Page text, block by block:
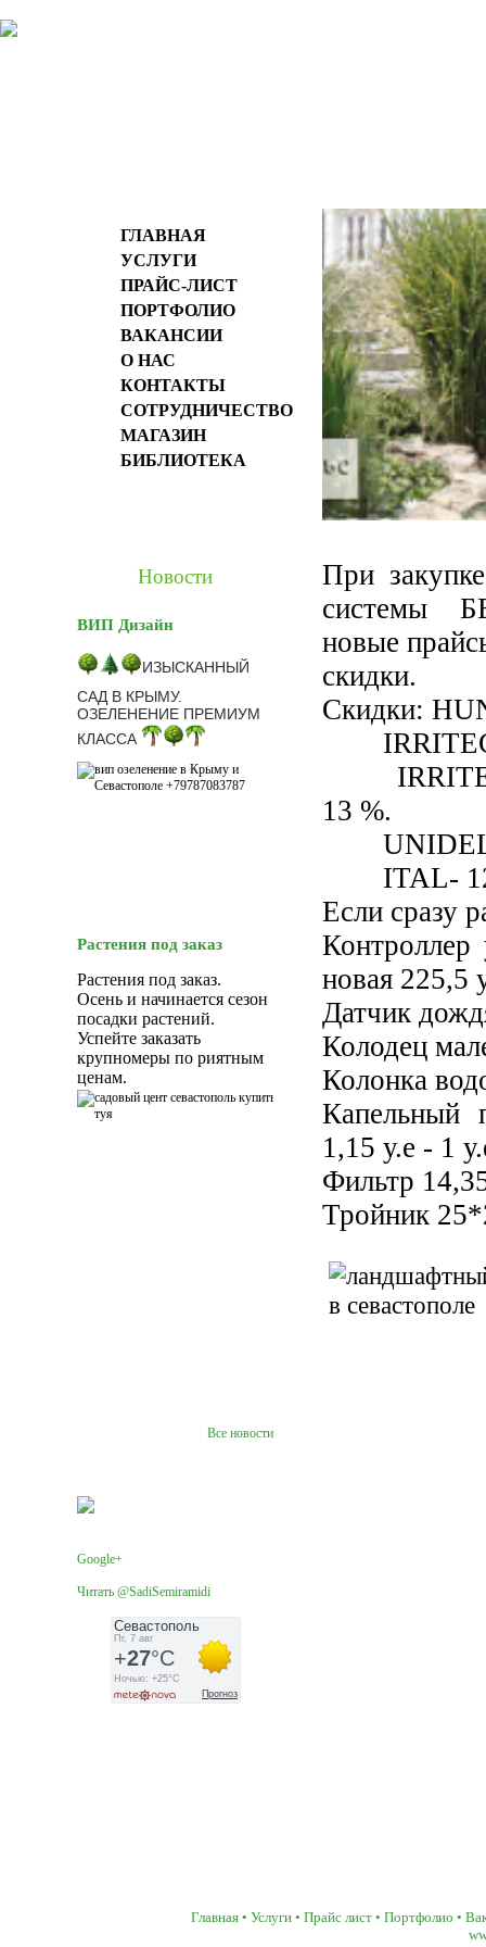
ГЛАВНАЯ
УСЛУГИ
ПРАЙС-ЛИСТ
ПОРТФОЛИО
ВАКАНСИИ
О НАС
КОНТАКТЫ
СОТРУДНИЧЕСТВО
МАГАЗИН
БИБЛИОТЕКА
Новости
ВИП Дизайн
ИЗЫСКАННЫЙ
САД В КРЫМУ.
ОЗЕЛЕНЕНИЕ ПРЕМИУМ
КЛАССА
Растения под заказ
Растения под заказ.
Осень и начинается сезон
посадки растений.
Успейте заказать
крупномеры по риятным
ценам.
Все новости
Google+
Читать @SadiSemiramidi
При
системы
новые
скидки.
Скидки:
IRRITEC
IRRITEC
13 %.
ITAL-
Если сразу
новая 225,5
Датчик
Колодец
Колонка
Капельный
1,15 у.е - 1
Фильтр
Тройник
Главная • Услуги • Прайс лист • Портфолио •